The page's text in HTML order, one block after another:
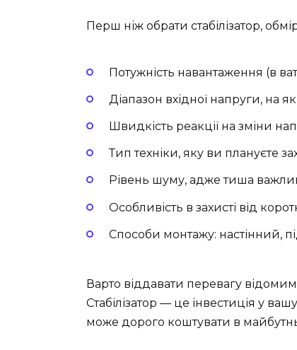
Перш ніж обрати стабілізатор,
Потужність навантаження (в
Діапазон вхідної напруги, на
Швидкість реакції на зміни
Тип техніки, яку ви плануєте
Рівень шуму, адже тиша
Особливість в захисті від
Способи монтажу: настінний,
Варто віддавати перевагу
Стабілізатор — це інвестиція у
може дорого коштувати в